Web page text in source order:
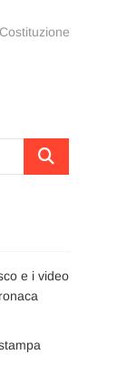
Cerca
e i video